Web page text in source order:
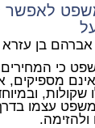
לאפשר
בן עזרא
כי
מספיקים,
עצמו